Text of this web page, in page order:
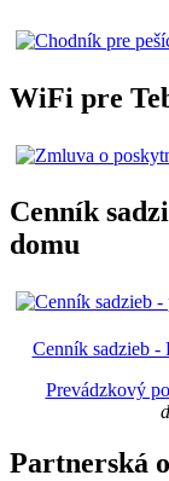
WiFi pre
Cenník
domu
Cenník sadzieb
Prevádzkový
Partnerská